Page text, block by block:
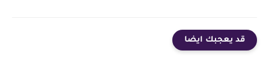
قد يعجبك ايضا